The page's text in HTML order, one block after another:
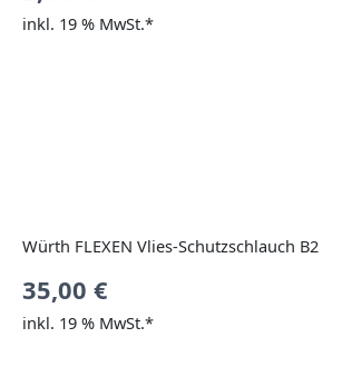
inkl. 19 % MwSt.*
Würth FLEXEN Vlies-Schutzschlauch B2
35,00 €
inkl. 19 % MwSt.*